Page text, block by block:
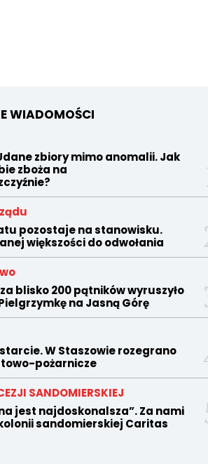
WIADOMOŚCI
zbiory mimo anomalii. Jak
zboża na
pozostaje na stanowisku.
większości do odwołania
blisko 200 pątników wyruszyło
na Jasną Górę
W Staszowie rozegrano
pożarnicze
SANDOMIERSKIEJ
jest najdoskonalsza”. Za nami
sandomierskiej Caritas